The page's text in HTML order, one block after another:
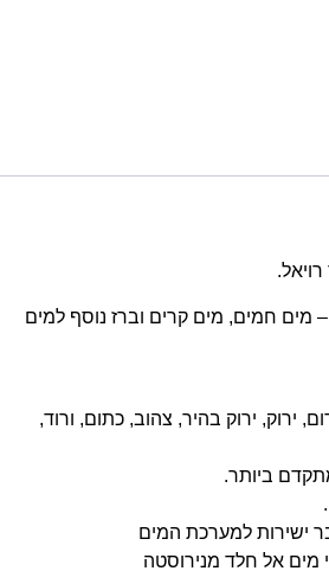
עם 3 ברזים – מים חמים, מים קרים וברז נוסף למים
ירוק, ירוק בהיר, צהוב, כתום, ורוד,
ביותר.
ישירות למערכת המים
מים אל חלד מנירוסטה